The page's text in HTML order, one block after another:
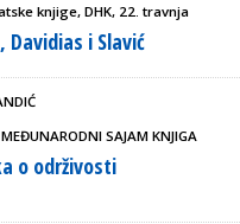
knjige, DHK, 22. travnja
Davidias i Slavić
SAJAM KNJIGA
o održivosti